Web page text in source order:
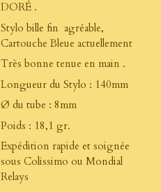
DORÉ .
Stylo bille fin agréable,
Cartouche Bleue actuellement
Très bonne tenue en main .
Longueur du Stylo : 140mm
Ø du tube : 8mm
Poids : 18,1 gr.
Expédition rapide et soignée
sous Colissimo ou Mondial
Relays